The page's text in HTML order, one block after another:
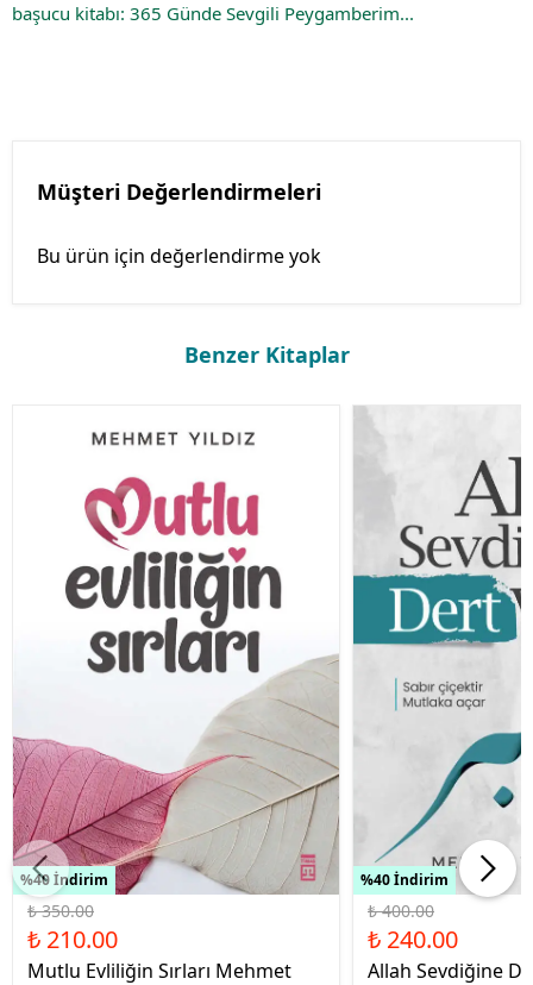
başucu kitabı: 365 Günde Sevgili Peygamberim...
Müşteri Değerlendirmeleri
Bu ürün için değerlendirme yok
Benzer Kitaplar
%40 İndirim
₺ 350.00
₺ 210.00
Mutlu Evliliğin Sırları Mehmet
%40 İndirim
₺ 400.00
₺ 240.00
Allah Sevdiğine